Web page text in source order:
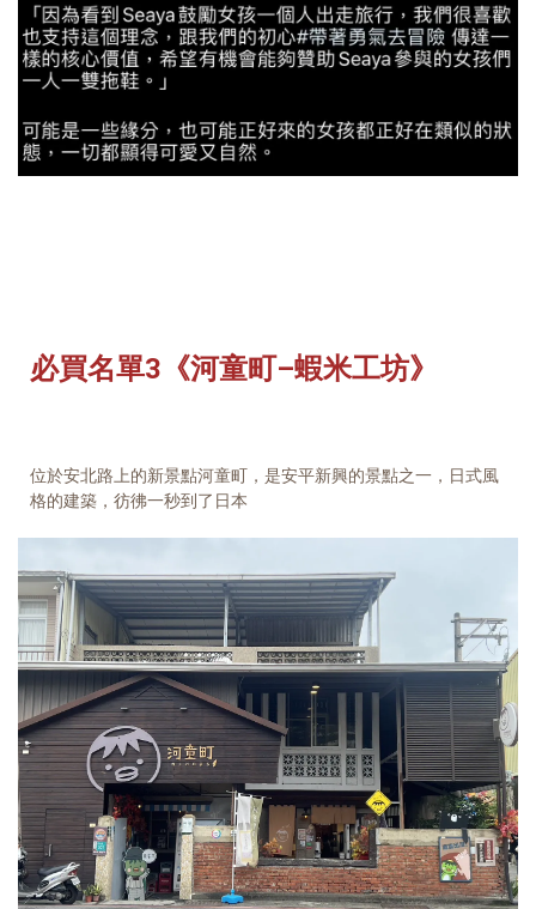
必買名單3《河童町–蝦米工坊》
位於安北路上的新景點河童町，是安平新興的景點之一，日式風
格的建築，彷彿一秒到了日本